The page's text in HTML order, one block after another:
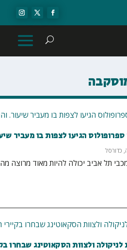
ספרופולוס הגיעו לצפות בו מעביר
, כדורסל
יכולה להיות מאוד מרוצה מהניצחון הביתי 75:84
לניקולה ולצוות הסקאוטינג שבחרו